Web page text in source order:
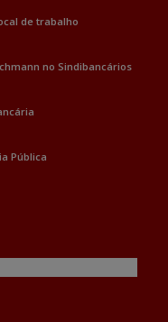
de trabalho
no Sindibancários
Pública